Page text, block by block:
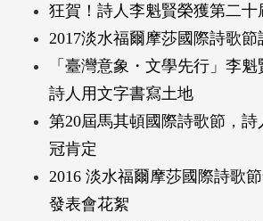
狂賀！詩人李魁賢榮獲第二十
2017淡水福爾摩莎國際詩歌節
「臺灣意象・文學先行」李
詩人用文字書寫土地
第20屆馬其頓國際詩歌節，
冠肯定
2016 淡水福爾摩莎國際詩歌
發表會花絮